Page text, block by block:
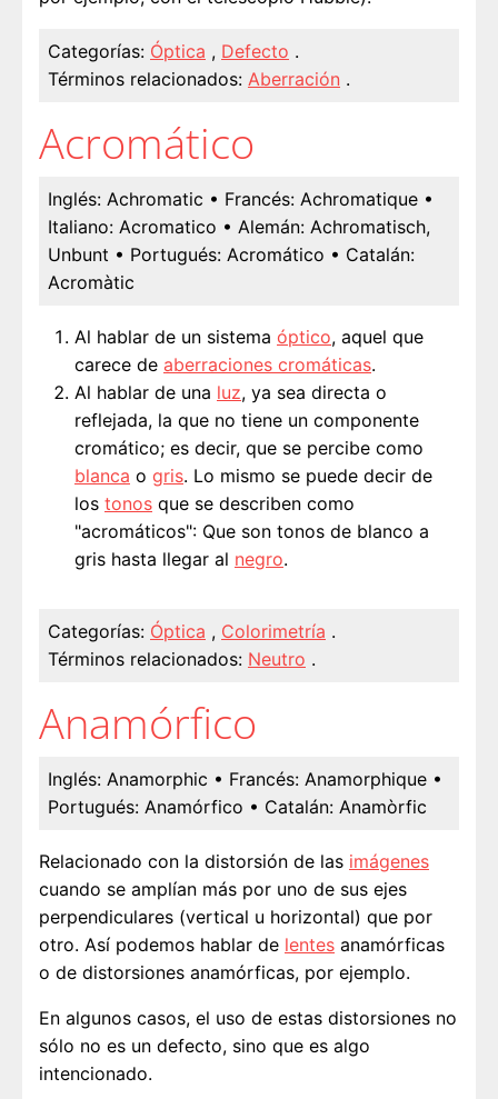
Categorías: Óptica , Defecto .
Términos relacionados: Aberración .
Acromático
Inglés: Achromatic • Francés: Achromatique •
Italiano: Acromatico • Alemán: Achromatisch,
Unbunt • Portugués: Acromático • Catalán:
Acromàtic
Al hablar de un sistema óptico, aquel que
carece de aberraciones cromáticas.
Al hablar de una luz, ya sea directa o
reflejada, la que no tiene un componente
cromático; es decir, que se percibe como
blanca o gris. Lo mismo se puede decir de
los tonos que se describen como
"acromáticos": Que son tonos de blanco a
gris hasta llegar al negro.
Categorías: Óptica , Colorimetría .
Términos relacionados: Neutro .
Anamórfico
Inglés: Anamorphic • Francés: Anamorphique •
Portugués: Anamórfico • Catalán: Anamòrfic
Relacionado con la distorsión de las imágenes
cuando se amplían más por uno de sus ejes
perpendiculares (vertical u horizontal) que por
otro. Así podemos hablar de lentes anamórficas
o de distorsiones anamórficas, por ejemplo.
En algunos casos, el uso de estas distorsiones no
sólo no es un defecto, sino que es algo
intencionado.